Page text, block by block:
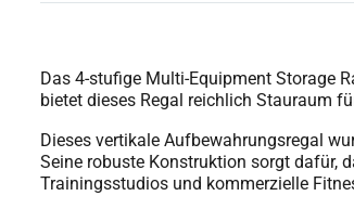
Das 4-stufige Multi-Equipment Storage
bietet dieses Regal reichlich Stauraum
Dieses vertikale Aufbewahrungsregal
Seine robuste Konstruktion sorgt dafür,
Trainingsstudios und kommerzielle